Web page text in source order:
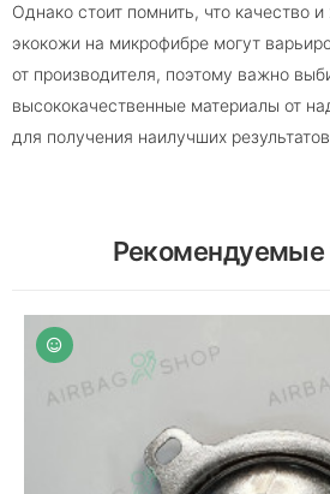
Однако стоит помнить, что качество и
экокожи на микрофибре могут
от производителя, поэтому важно
высококачественные материалы от
для получения наилучших
Рекомендуемые